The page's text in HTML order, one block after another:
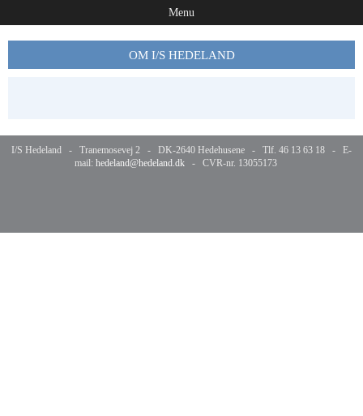
Menu
OM I/S HEDELAND
I/S Hedeland - Tranemosevej 2 - DK-2640 Hedehusene - Tlf. 46 13 63 18 - E-
mail: hedeland@hedeland.dk- CVR-nr. 13055173